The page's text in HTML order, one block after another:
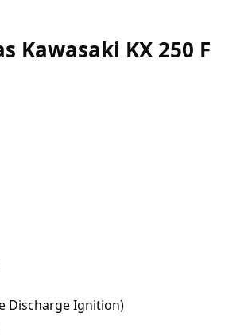
Kawasaki KX 250 F
Discharge Ignition)